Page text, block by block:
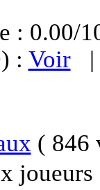
:
: Voir
( 846